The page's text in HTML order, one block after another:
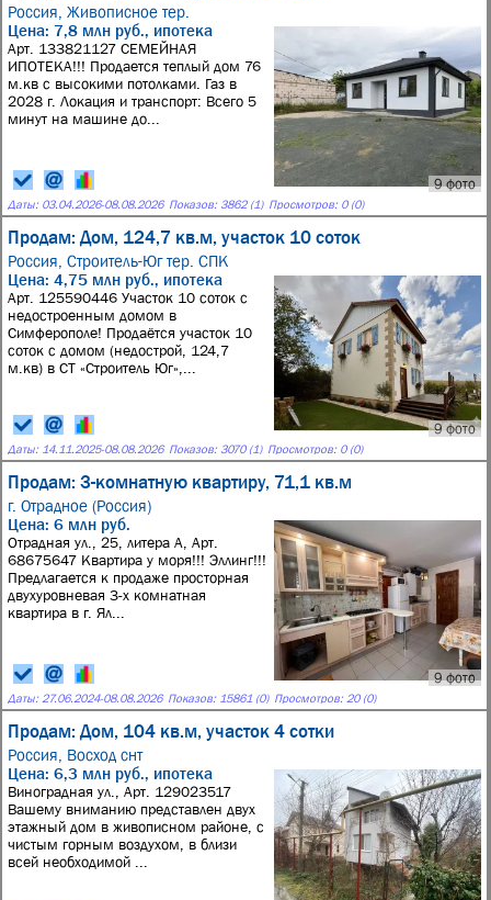
Россия, Живописное тер.
9 фото
Цена: 7,8 млн руб., ипотека
Арт. 133821127 СЕМЕЙНАЯ
ИПОТЕКА!!! Продается теплый дом 76
м.кв с высокими потолками. Газ в
2028 г. Локация и транспорт: Всего 5
минут на машине до...
Даты: 03.04.2026-08.08.2026 Показов: 3862 (1) Просмотров: 0 (0)
Продам: Дом, 124,7 кв.м, участок 10 соток
Россия, Строитель-Юг тер. СПК
9 фото
Цена: 4,75 млн руб., ипотека
Арт. 125590446 Участок 10 соток с
недостроенным домом в
Симферополе! Продаётся участок 10
соток с домом (недострой, 124,7
м.кв) в СТ «Строитель Юг»,...
Даты: 14.11.2025-08.08.2026 Показов: 3070 (1) Просмотров: 0 (0)
Продам: 3-комнатную квартиру, 71,1 кв.м
г. Отрадное (Россия)
9 фото
Цена: 6 млн руб.
Отрадная ул., 25, литера А, Арт.
68675647 Квартира у моря!!! Эллинг!!!
Предлагается к продаже просторная
двухуровневая 3-х комнатная
квартира в г. Ял...
Даты: 27.06.2024-08.08.2026 Показов: 15861 (0) Просмотров: 20 (0)
Продам: Дом, 104 кв.м, участок 4 сотки
Россия, Восход снт
Цена: 6,3 млн руб., ипотека
Виноградная ул., Арт. 129023517
Вашему вниманию представлен двух
этажный дом в живописном районе, с
чистым горным воздухом, в близи
всей необходимой ...